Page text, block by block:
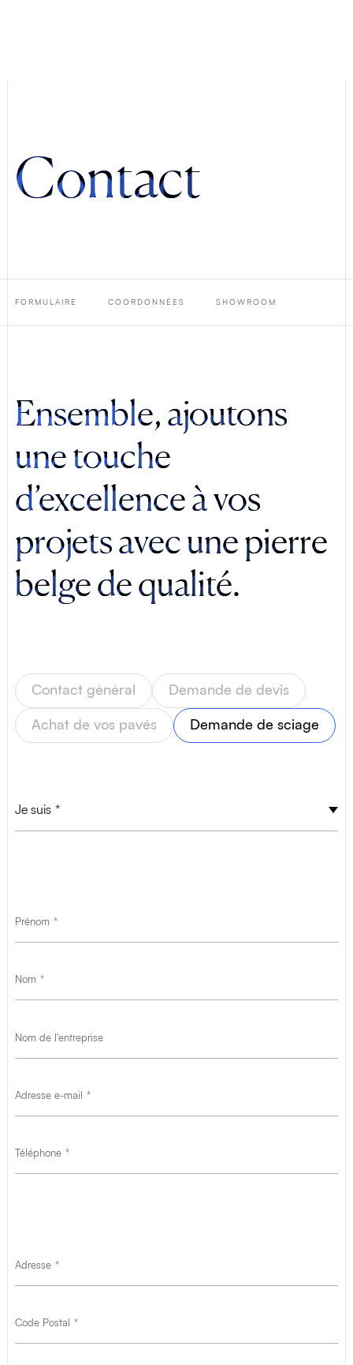
+32(0)4 278 73 25
info@van-dijck.be
Contact
FORMULAIRE COORDONNÉES SHOWROOM
Ensemble, ajoutons
une touche
d’excellence à vos
projets avec une pierre
belge de qualité.
Contact général Demande de devis
Achat de vos pavés Demande de sciage
Profil
Je suis
Prénom
Nom
Nom de l'entreprise
Adresse e-mail
Téléphone
Adresse
Code Postal